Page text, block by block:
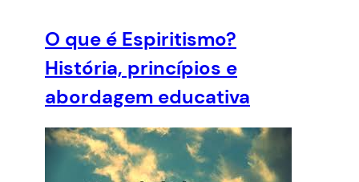
O que é Espiritismo?
História, princípios e
abordagem educativa